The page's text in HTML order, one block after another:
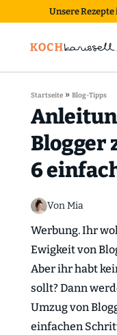
Unsere
Startseite» Blog-Tipps
Blogger
6
Von Mia
Werbung. Ihr
Ewigkeit von
Aber ihr habt
sollt? Dann
Umzug von
einfachen